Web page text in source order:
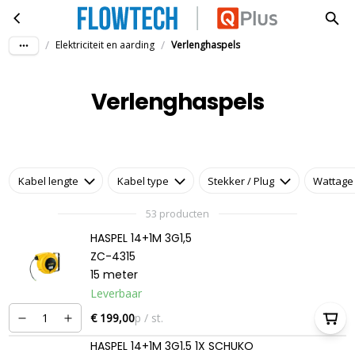
Ga naar hoofdinhoudVerlenghaspels
/ Elektriciteit en aarding / Verlenghaspels
Verlenghaspels
Kabel lengte Kabel type Stekker / Plug
53 producten
HASPEL 14+1M 3G1,5
ZC-4315
15 meter
Leverbaar
€ 199,00p / st.
HASPEL 14+1M 3G1,5 1X SCHUKO